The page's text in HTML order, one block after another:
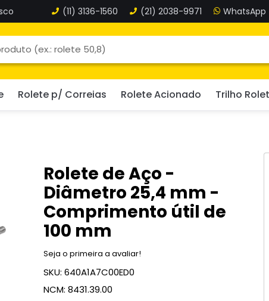
(11) 3136-1560 (21) 2038-9971
Rolete p/ Correias Rolete Acionado Trilho
Rolete de Aço -
Diâmetro 25,4 mm -
Comprimento útil de
100 mm
Seja o primeira a avaliar!
SKU: 640A1A7C00ED0
NCM: 8431.39.00